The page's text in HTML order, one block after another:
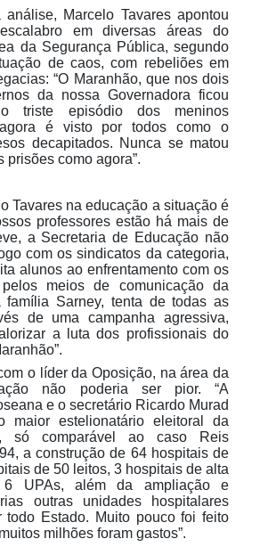
Marcelo Tavares apontou
em diversas áreas do
da Segurança Pública, segundo
de caos, com rebeliões em
“O Maranhão, que nos dois
da nossa Governadora ficou
triste episódio dos meninos
agora é visto por todos como o
decapitados. Nunca se matou
prisões como agora”.
na educação a situação é
professores estão há mais de
a Secretaria de Educação não
com os sindicatos da categoria,
alunos ao enfrentamento com os
meios de comunicação da
família Sarney, tenta de todas as
de uma campanha agressiva,
a luta dos profissionais do
o líder da Oposição, na área da
não poderia ser pior. “A
e o secretário Ricardo Murad
maior estelionatário eleitoral da
só comparável ao caso Reis
a construção de 64 hospitais de
de 50 leitos, 3 hospitais de alta
6 UPAs, além da ampliação e
outras unidades hospitalares
todo Estado. Muito pouco foi feito
milhões foram gastos”.